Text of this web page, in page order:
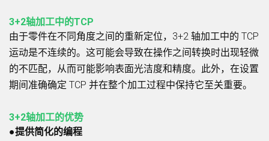
3+2轴加工中的TCP
由于零件在不同角度之间的重新定位，3+2 轴加工中的 TCP
运动是不连续的。这可能会导致在操作之间转换时出现轻微
的不匹配，从而可能影响表面光洁度和精度。此外，在设置
期间准确确定 TCP 并在整个加工过程中保持它至关重要。
3+2轴加工的优势
●提供简化的编程